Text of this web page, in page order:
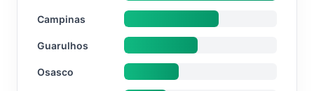
Campinas
Guarulhos
Osasco